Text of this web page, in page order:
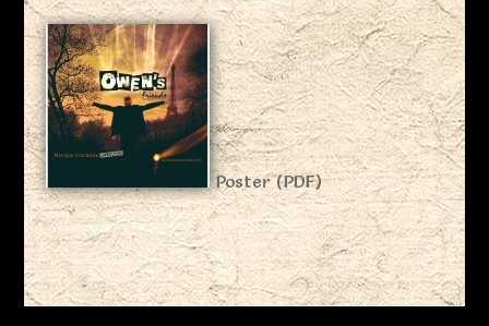
Poster(PDF)